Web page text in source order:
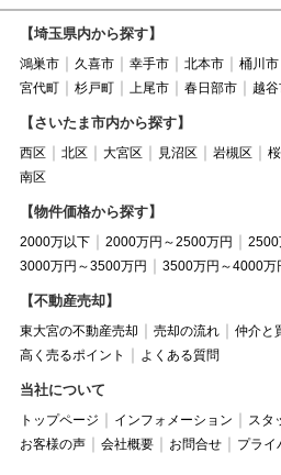
【埼玉県内から探す】
鴻巣市 久喜市 幸手市 北本市 桶川市
宮代町
杉戸町 上尾市 春日部市 越
【さいたま市内から探す】
西区 北区 大宮区 見沼区 岩槻区
南区
【物件価格から探す】
2000万以下 2000万円～2500万円
2500
3000万円～3500万円
3500万円～4000万
【不動産売却】
東大宮の不動産売却 売却の流れ
仲介と
高く売るポイント
よくある質問
当社について
トップページ インフォメーション スタ
お客様の声
会社概要 お問合せ プライ